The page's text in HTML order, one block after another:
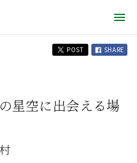
POST SHARE
星空に出会える場